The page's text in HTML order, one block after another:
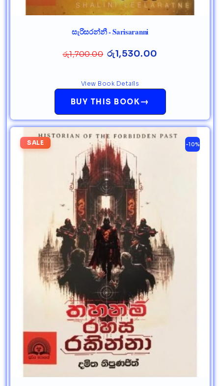
සැරිසරන්නී - Sarisaranni
රු1,700.00 රු1,530.00
BUY THIS BOOK→
View Book Details
SALE -10%